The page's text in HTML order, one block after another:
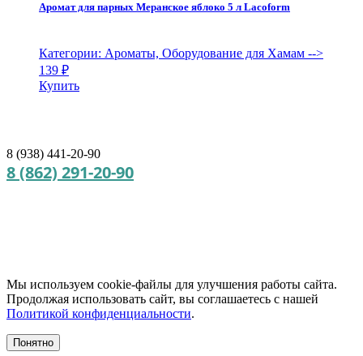
Аромат для парных Меранское яблоко 5 л Lacoform
Категории: Ароматы, Оборудование для Хамам -->
139 ₽
Купить
8 (938) 441-20-90
8 (862) 291-20-90
Мы используем cookie‑файлы для улучшения работы сайта.
Продолжая использовать сайт, вы соглашаетесь с нашей
Политикой конфиденциальности.
Понятно